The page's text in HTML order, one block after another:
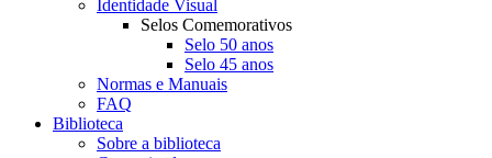
Identidade Visual
Selos Comemorativos
Selo 50 anos
Selo 45 anos
Normas e Manuais
FAQ
Biblioteca
Sobre a biblioteca